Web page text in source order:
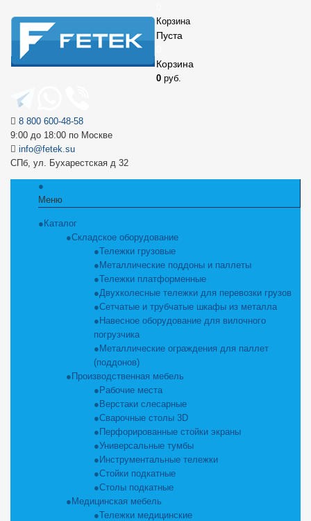
Корзина
Пуста
Корзина
0 руб.
8 800 600-48-58
9:00 до 18:00 по Москве
info@fetek.su
СПб, ул. Бухарестская д 32
Меню
Каталог
Складское оборудование
Тележки грузовые
Металлические поддоны и паллеты
Тележки платформенные
Двухколесные тележки для перевозки грузов
Сетчатые и трубчатые шкафы из металла
Навесное оборудование для вилочного
погрузчика
Металлические ограждения для паллет
(поддонов)
Производственная мебель
Рабочие места
Верстаки слесарные
Сварочные столы 3D
Перфорированные стойки экраны
Универсальные тумбы
Инструментальные тележки
Стойки подкатные
Столы подкатные
Медицинская мебель
Тележки медицинские